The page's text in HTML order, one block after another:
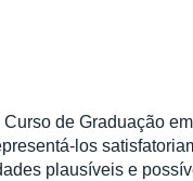
de Graduação
los
plausíveis e